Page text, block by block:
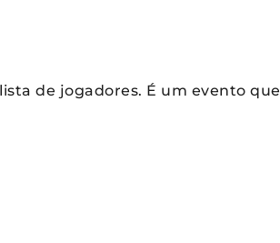
de jogadores. É um evento que